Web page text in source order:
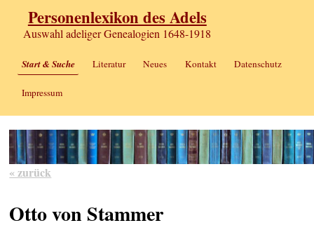
Personenlexikon des Adels
Auswahl adeliger Genealogien 1648-1918
Start & Suche Literatur Neues Kontakt Datenschutz
Impressum
« zurück
Otto von Stammer